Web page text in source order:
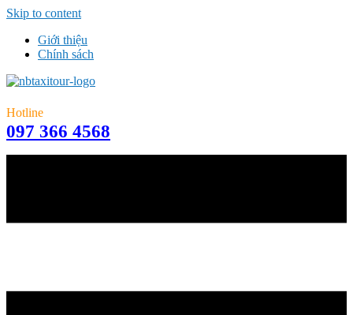
Skip to content
Giới thiệu
Chính sách
Hotline
097 366 4568